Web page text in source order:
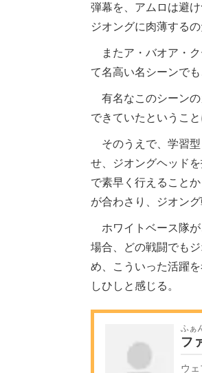
弾幕を、アムロは避
ジオングに肉薄する
またア・バオア・ク
て名高い名シーンで
有名なこのシーンの
できていたということ
そのうえで、学習型
せ、ジオングヘッド
で素早く行えること
が合わさり、ジオン
ホワイトベース隊が
場合、どの戦闘でも
め、こういった活躍
しひしと感じる。
ふぁ
フ
ウ